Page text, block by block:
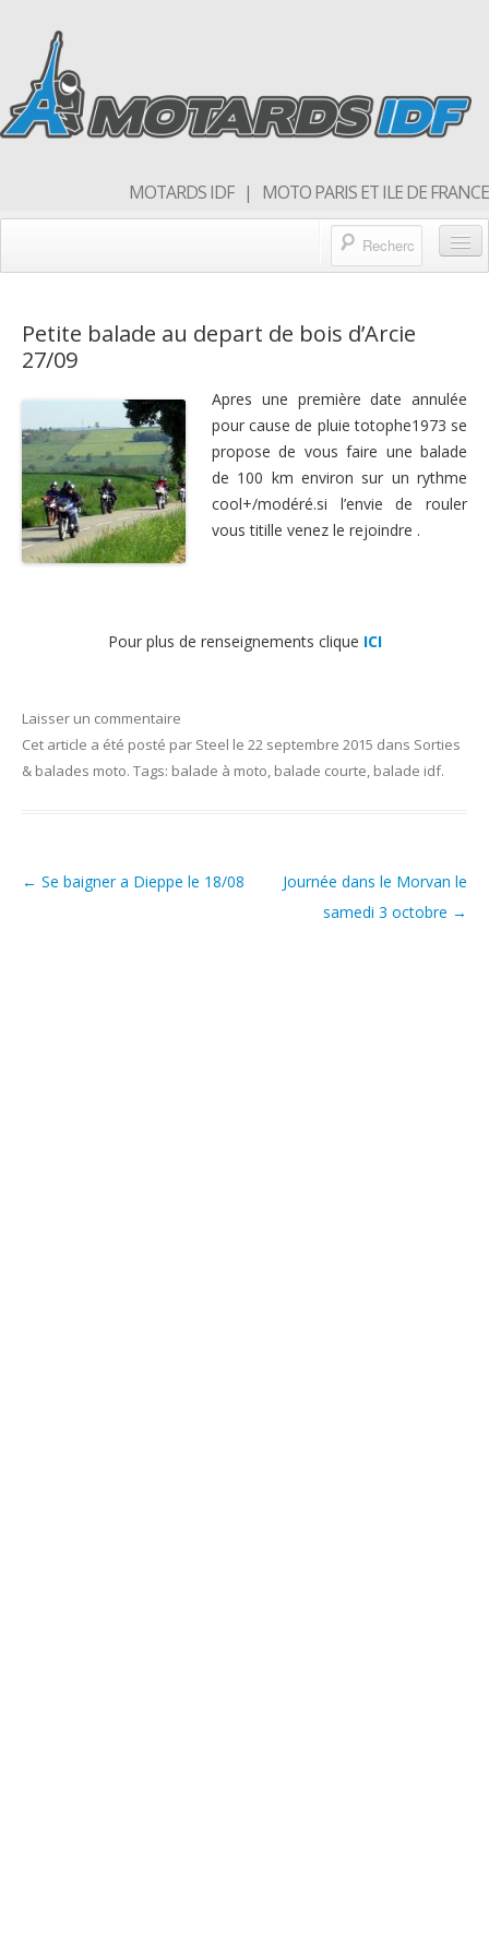
MOTARDS IDF | MOTO PARIS ET ILE DE FRANCE
Forum
Qui sommes nous
Rejoins nous
Nous contacter
Petite balade au depart de bois d’Arcie
27/09
Apres une première date annulée
pour cause de pluie totophe1973 se
propose de vous faire une balade
de 100 km environ sur un rythme
cool+/modéré.si l’envie de rouler
vous titille venez le rejoindre .
Pour plus de renseignements clique ICI
Laisser un commentaire
Cet article a été posté par Steel le 22 septembre 2015 dans Sorties
& balades moto. Tags: balade à moto, balade courte, balade idf.
Post navigation
← Se baigner a Dieppe le 18/08
Journée dans le Morvan le
samedi 3 octobre →